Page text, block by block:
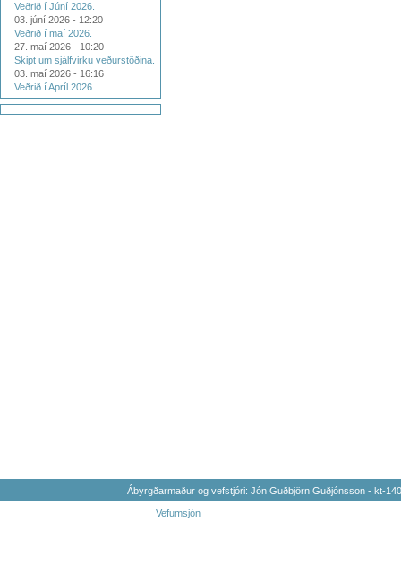
Veðrið í Júní 2026.
03. júní 2026 - 12:20
Veðrið í maí 2026.
27. maí 2026 - 10:20
Skipt um sjálfvirku veðurstöðina.
03. maí 2026 - 16:16
Veðrið í Apríl 2026.
Ábyrgðarmaður og vefstjóri: Jón Guðbjörn Guðjónsson - kt-
Vefumsjón